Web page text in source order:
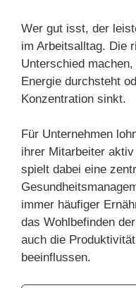
Wer gut isst, der
im Arbeitsalltag. Die
Unterschied
Energie durchsteht
Konzentration sinkt.
Für Unternehmen
ihrer Mitarbeiter
spielt dabei eine
immer häufiger
das Wohlbefinden
auch die
beeinflussen.